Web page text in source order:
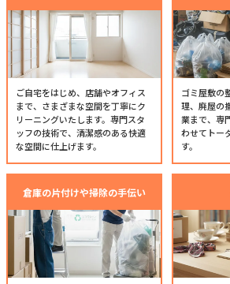
ご自宅をはじめ、店舗やオフィス
まで、さまざまな空間を丁寧にク
リーニングいたします。専門スタ
ッフの技術で、清潔感のある快適
な空間に仕上げます。
ゴミ屋敷の
理、廃屋の
業まで、専
わせてトー
す。
倉庫の片付けや掃除の手伝い